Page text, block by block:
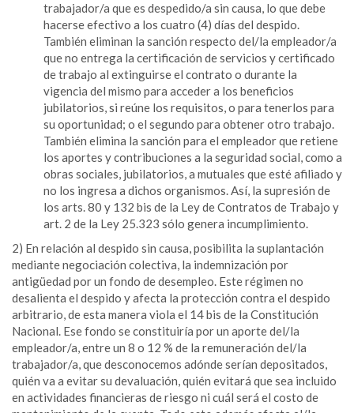
trabajador/a que es despedido/a sin causa, lo que debe
hacerse efectivo a los cuatro (4) días del despido.
También eliminan la sanción respecto del/la empleador/a
que no entrega la certificación de servicios y certificado
de trabajo al extinguirse el contrato o durante la
vigencia del mismo para acceder a los beneficios
jubilatorios, si reúne los requisitos, o para tenerlos para
su oportunidad; o el segundo para obtener otro trabajo.
También elimina la sanción para el empleador que retiene
los aportes y contribuciones a la seguridad social, como a
obras sociales, jubilatorios, a mutuales que esté afiliado y
no los ingresa a dichos organismos. Así, la supresión de
los arts. 80 y 132 bis de la Ley de Contratos de Trabajo y
art. 2 de la Ley 25.323 sólo genera incumplimiento.
2) En relación al despido sin causa, posibilita la suplantación
mediante negociación colectiva, la indemnización por
antigüedad por un fondo de desempleo. Este régimen no
desalienta el despido y afecta la protección contra el despido
arbitrario, de esta manera viola el 14 bis de la Constitución
Nacional. Ese fondo se constituiría por un aporte del/la
empleador/a, entre un 8 o 12 % de la remuneración del/la
trabajador/a, que desconocemos adónde serían depositados,
quién va a evitar su devaluación, quién evitará que sea incluido
en actividades financieras de riesgo ni cuál será el costo de